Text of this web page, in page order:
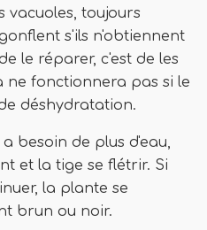
vacuoles, toujours
s'ils n'obtiennent
le réparer, c'est de les
ne fonctionnera pas si le
déshydratation.
besoin de plus d'eau,
et la tige se flétrir. Si
la plante se
brun ou noir.